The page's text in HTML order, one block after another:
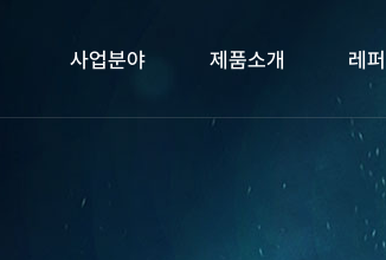
사업분야 제품소개 레